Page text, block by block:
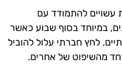
עשויים להתמודד עם
במיוחד בסוף שבוע כאשר
לחץ חברתי עלול להוביל
מהשיפוט של אחרים.